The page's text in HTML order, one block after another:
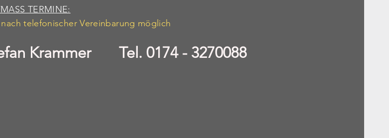
TERMINE:
telefonischer Vereinbarung möglich
Krammer Tel. 0174 - 3270088